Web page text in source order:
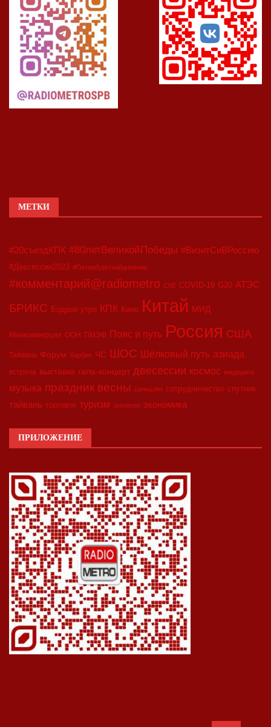
МЕТКИ
#20съездКПК #80летВеликойПобеды #ВизитСиВРоссию
#Двесессии2023 #Петербургскийдневник
#комментарий@radiometro CIIE COVID-19 G20 АТЭС
БРИКС Бодрое утро КПК Кино Китай МИД
Минкоммерции ООН ПМЭФ Пояс и путь Россия США
Тайвань Форум Харбин ЧС ШОС Шёлковый путь азиада
встреча выставка гала-концерт двесессии космос медицина
музыка праздник весны синьцзян сотрудничество спутник
тайвань торговля туризм экология экономика
ПРИЛОЖЕНИЕ